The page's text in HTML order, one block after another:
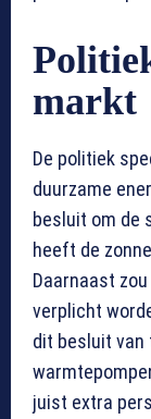
markt
De politiek
duurzame
besluit om de
heeft de
Daarnaast
verplicht
dit besluit van
juist extra